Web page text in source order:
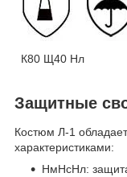
К80 Щ40
Защитные
Костюм Л-1
характеристиками:
НмНсНл: